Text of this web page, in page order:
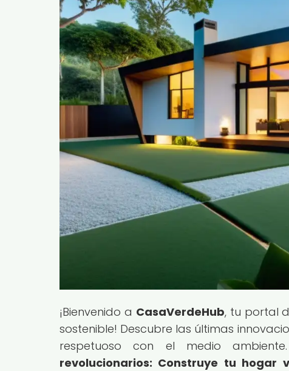
¡Bienvenido a CasaVerdeHub, tu portal
sostenible! Descubre las últimas
respetuoso con el medio
revolucionarios: Construye tu hogar